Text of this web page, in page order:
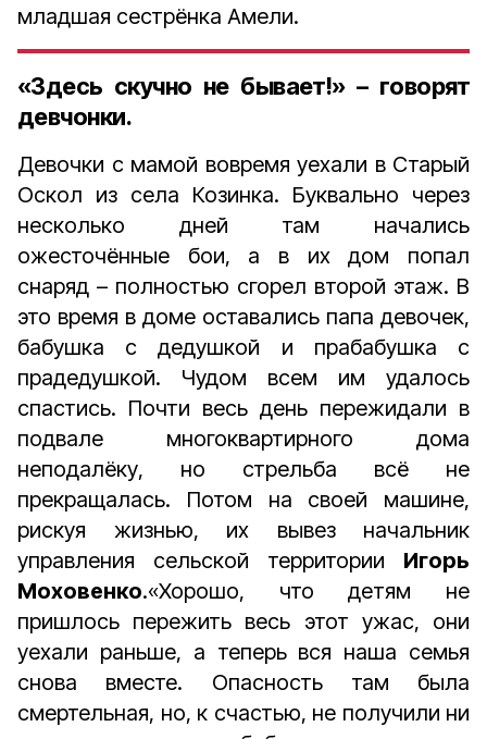
младшая сестрёнка Амели.
«Здесь скучно не бывает!» – говорят
девчонки.
Девочки с мамой вовремя уехали в Старый
Оскол из села Козинка. Буквально через
несколько дней там начались
ожесточённые бои, а в их дом попал
снаряд – полностью сгорел второй этаж. В
это время в доме оставались папа девочек,
бабушка с дедушкой и прабабушка с
прадедушкой. Чудом всем им удалось
спастись. Почти весь день пережидали в
подвале многоквартирного дома
неподалёку, но стрельба всё не
прекращалась. Потом на своей машине,
рискуя жизнью, их вывез начальник
управления сельской территории Игорь
Моховенко.«Хорошо, что детям не
пришлось пережить весь этот ужас, они
уехали раньше, а теперь вся наша семья
снова вместе. Опасность там была
смертельная, но, к счастью, не получили ни